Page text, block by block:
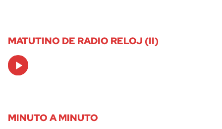
MATUTINO DE RADIO RELOJ (II)
Audio
Player
MINUTO A MINUTO